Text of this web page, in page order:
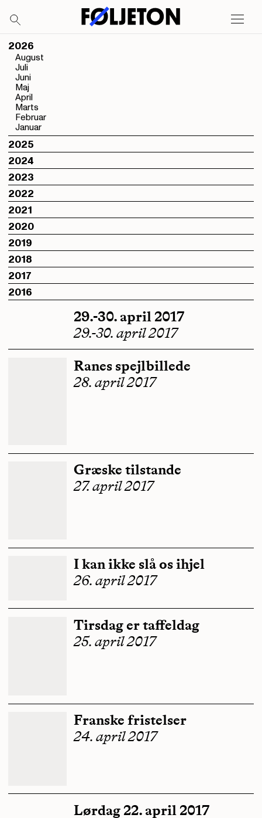
2026
August
Juli
Juni
Maj
April
Marts
Februar
Januar
2025
2024
2023
2022
2021
2020
2019
2018
2017
2016
29.-30. april 2017
29.-30. april 2017
Ranes spejlbillede
28. april 2017
Græske tilstande
27. april 2017
I kan ikke slå os ihjel
26. april 2017
Tirsdag er taffeldag
25. april 2017
Franske fristelser
24. april 2017
Lørdag 22. april 2017